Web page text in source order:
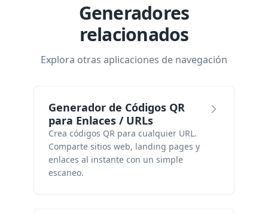
Generadores
relacionados
Explora otras aplicaciones de navegación
Generador de Códigos QR
para Enlaces / URLs
Crea códigos QR para cualquier URL.
Comparte sitios web, landing pages y
enlaces al instante con un simple
escaneo.